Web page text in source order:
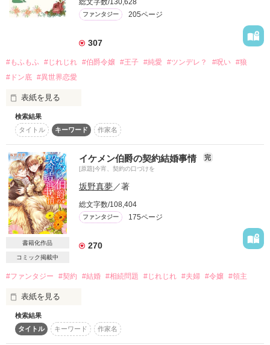
治癒チートを持つ伯爵令嬢のメイサは
お忍び旅の途中で重傷を負った王太子アズフィールの命を救
専属女官に任命される。
※拒否権なし
腹黒で食えない性格の王太子アズフィールに
メイサはビクビクしながら王宮に行くのだが、
待っていたのは予想外に快適な生活で──？
”……おかしいな。アズフィール様は私の平穏無事な生活を脅か
すリスクであり、脅威だ。専属女官になっても、必要以上に深
入りしないつもりでいた。
それなのに、彼のことがこんなに気になってしまうのはどうし
て”
メイサは戸惑いつつも、幾つもの事件を一緒に乗り越えていく
うちに
アズフィールへの愛を自覚して──。
(ヒーローside)
サに惚れこみ
外堀も内堀(？)も全部固めてお妃候補として王宮に招く。
総文字数/130,628
ファンタジー 205ページ
307
#もふもふ #じれじれ #伯爵令嬢 #王子 #純愛 #ツンデレ？ #呪い #狼
#ドン底 #異世界恋愛
表紙を見る
石の音を聞くことができる伯爵令嬢のエオノラは婚約者と従妹
の浮気現場に遭遇する。
失意の中、屋敷を飛び出し気づくと呪いで醜い容姿に変えられ
たという侯爵の屋敷前に立っていた。
侯爵の顔を見た人間は死んでしまうと言われていて、急いで引
き返そうとするも助けを求める石の音が聞こえてくる。
屋敷には番犬代わりの狼、見目麗しい青年がいる。
侯爵は自室に引き篭っているのだと思っていると青年が自分は
侯爵だと言ってきて――。
検索結果
タイトル
キーワード 作家名
書籍化作品
コミック掲載中
イケメン伯爵の契約結婚事情 完
[原題]今宵、契約の口づけを
坂野真夢／著
総文字数/108,404
ファンタジー 175ページ
270
#ファンタジー #契約 #結婚 #相続問題 #じれじれ #夫婦 #令嬢 #領主
表紙を見る
**お知らせ**
2017年1月10日
検索結果
タイトル
キーワード 作家名